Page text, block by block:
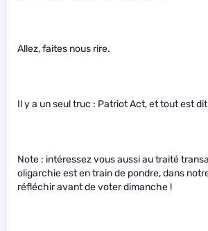
Allez, faites nous rire.
Il y a un seul truc : Patriot Act, et tout est
Note : intéressez vous aussi au traité
oligarchie est en train de pondre, dans
réfléchir avant de voter dimanche !